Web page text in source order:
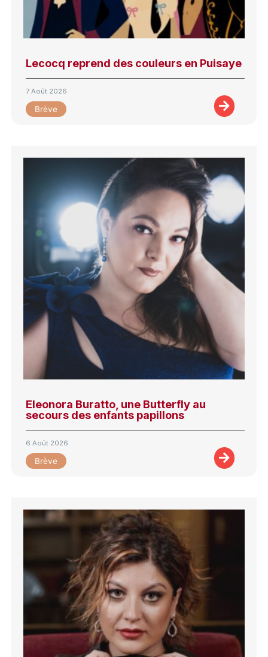
Lecocq reprend des couleurs en Puisaye
7 Août 2026
Brève
Eleonora Buratto, une Butterfly au
secours des enfants papillons
6 Août 2026
Brève